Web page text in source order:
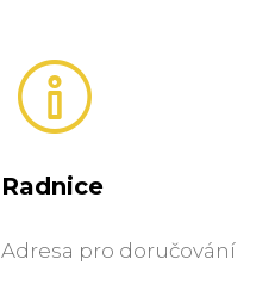
Radnice
Adresa pro doručování